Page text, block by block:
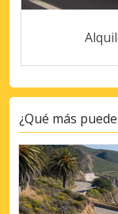
¿Qué más